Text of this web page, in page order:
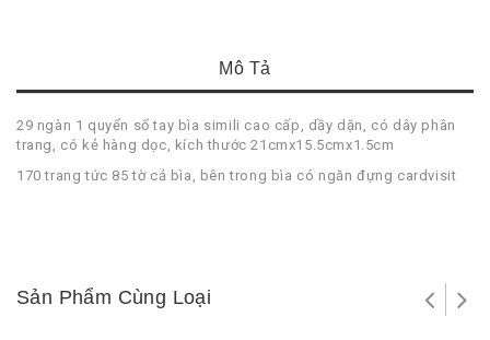
Mô Tả
29 ngàn 1 quyển sổ tay bìa simili cao cấp, dầy dặn, có dây phân
trang, có kẻ hàng dọc, kích thước 21cmx15.5cmx1.5cm
170 trang tức 85 tờ cả bìa, bên trong bìa có ngăn đựng cardvisit
Sản Phẩm Cùng Loại